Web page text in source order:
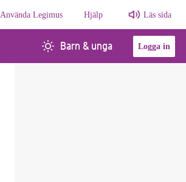
Använda Legimus Hjälp Läs sida
Barn & unga Logga in